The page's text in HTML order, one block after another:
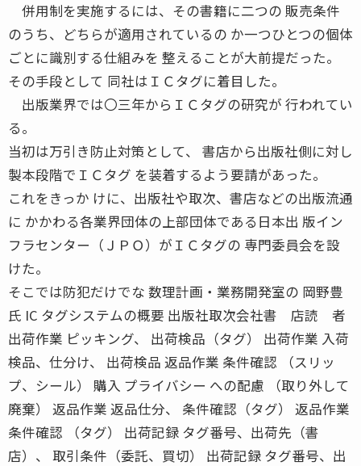
併用制を実施するには、その書籍に二つの 販売条件
のうち、どちらが適用されているの か一つひとつの個体
ごとに識別する仕組みを 整えることが大前提だった。
その手段として 同社はＩＣタグに着目した。
出版業界では〇三年からＩＣタグの研究が 行われてい
る。
当初は万引き防止対策として、 書店から出版社側に対し
製本段階でＩＣタグ を装着するよう要請があった。
これをきっか けに、出版社や取次、書店などの出版流通
に かかわる各業界団体の上部団体である日本出 版イン
フラセンター（ＪＰＯ）がＩＣタグの 専門委員会を設
けた。
そこでは防犯だけでな 数理計画・業務開発室の 岡野豊
氏 IC タグシステムの概要 出版社取次会社書 店読 者
出荷作業 ピッキング、 出荷検品（タグ） 出荷作業 入荷
検品、仕分け、 出荷検品 返品作業 条件確認 （スリッ
プ、シール） 購入 プライバシー への配慮 （取り外して
廃棄） 返品作業 返品仕分、 条件確認（タグ） 返品作業
条件確認 （タグ） 出荷記録 タグ番号、出荷先（書
店）、 取引条件（委託、買切） 出荷記録 タグ番号、出